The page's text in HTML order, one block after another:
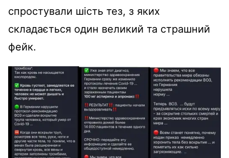
спростували шість тез, з яких
складається один великий та страшний
фейк.